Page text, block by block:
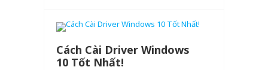
Cách Cài Driver Windows
10 Tốt Nhất!